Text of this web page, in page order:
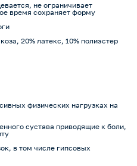
не ограничивает
время сохраняет форму
20% латекс, 10% полиэстер
физических нагрузках на
сустава приводящие к боли,
в том числе гипсовых